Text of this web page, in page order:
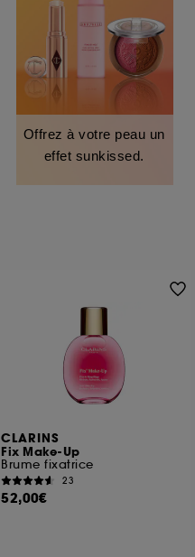
Offrez à votre peau un
effet sunkissed.
CLARINS
Fix Make-Up
Brume fixatrice
23
52,00€